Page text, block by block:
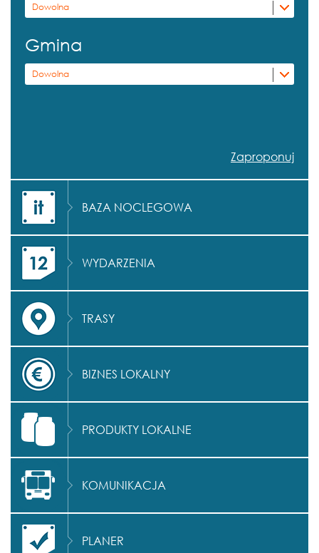
Dowolna
Gmina
Dowolna
Zaproponuj
BAZA NOCLEGOWA
WYDARZENIA
TRASY
BIZNES LOKALNY
PRODUKTY LOKALNE
KOMUNIKACJA
PLANER